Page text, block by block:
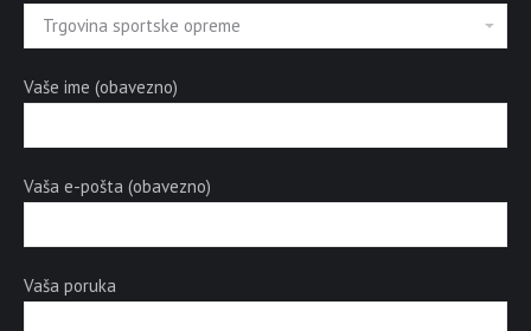
Vaše ime (obavezno)
Vaša e-pošta (obavezno)
Vaša poruka